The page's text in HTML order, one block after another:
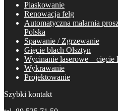
Piaskowanie
Renowacja felg
Automatyczna malarnia
Polska
Spawanie / Zgrzewanie
Gięcie blach Olsztyn
Wycinanie laserowe – cięcie
Wykrawanie
Projektowanie
Szybki kontakt